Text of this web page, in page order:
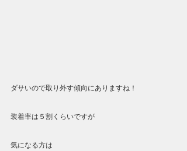
ダサいので取り外す傾向にありますね！
装着率は５割くらいですが
気になる方は